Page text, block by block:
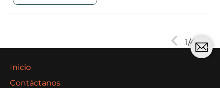
Prev1/4 Next
Inicio
Contáctanos